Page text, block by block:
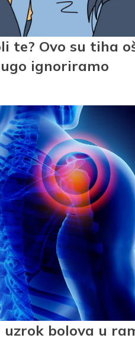
te? Ovo su tiha
ignoriramo
bolova u